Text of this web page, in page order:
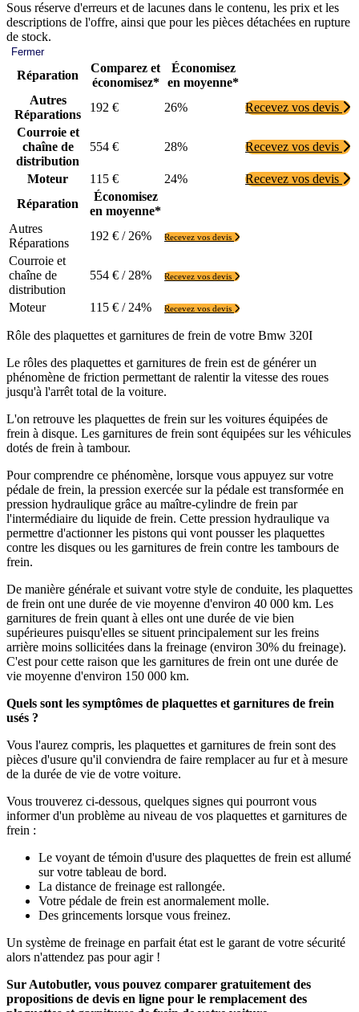
Sous réserve d'erreurs et de lacunes dans le contenu, les prix et les
descriptions de l'offre, ainsi que pour les pièces détachées en rupture
de stock.
Fermer
Réparation
Comparez et
économisez*
Économisez
en moyenne*
Autres
Réparations
192 € 26%
Recevez vos devis
Courroie et
chaîne de
distribution
554 € 28% Recevez vos devis
Moteur 115 € 24%
Recevez vos devis
Réparation
Économisez
en moyenne*
Autres
Réparations
192 € / 26% Recevez vos devis
Courroie et
chaîne de
distribution
554 € / 28% Recevez vos devis
Moteur 115 € / 24% Recevez vos devis
Rôle des plaquettes et garnitures de frein de votre Bmw 320I
Le rôles des plaquettes et garnitures de frein est de générer un
phénomène de friction permettant de ralentir la vitesse des roues
jusqu'à l'arrêt total de la voiture.
L'on retrouve les plaquettes de frein sur les voitures équipées de
frein à disque. Les garnitures de frein sont équipées sur les véhicules
dotés de frein à tambour.
Pour comprendre ce phénomène, lorsque vous appuyez sur votre
pédale de frein, la pression exercée sur la pédale est transformée en
pression hydraulique grâce au maître-cylindre de frein par
l'intermédiaire du liquide de frein. Cette pression hydraulique va
permettre d'actionner les pistons qui vont pousser les plaquettes
contre les disques ou les garnitures de frein contre les tambours de
frein.
De manière générale et suivant votre style de conduite, les plaquettes
de frein ont une durée de vie moyenne d'environ 40 000 km. Les
garnitures de frein quant à elles ont une durée de vie bien
supérieures puisqu'elles se situent principalement sur les freins
arrière moins sollicitées dans la freinage (environ 30% du freinage).
C'est pour cette raison que les garnitures de frein ont une durée de
vie moyenne d'environ 150 000 km.
Quels sont les symptômes de plaquettes et garnitures de frein
usés ?
Vous l'aurez compris, les plaquettes et garnitures de frein sont des
pièces d'usure qu'il conviendra de faire remplacer au fur et à mesure
de la durée de vie de votre voiture.
Vous trouverez ci-dessous, quelques signes qui pourront vous
informer d'un problème au niveau de vos plaquettes et garnitures de
frein :
Le voyant de témoin d'usure des plaquettes de frein est allumé
sur votre tableau de bord.
La distance de freinage est rallongée.
Votre pédale de frein est anormalement molle.
Des grincements lorsque vous freinez.
Un système de freinage en parfait état est le garant de votre sécurité
alors n'attendez pas pour agir !
Sur Autobutler, vous pouvez comparer gratuitement des
propositions de devis en ligne pour le remplacement des